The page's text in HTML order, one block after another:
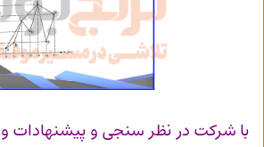
با شرکت در نظر سنجی و پیشنهادات و